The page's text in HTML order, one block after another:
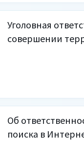
Уголовная
совершении
Об
поиска в